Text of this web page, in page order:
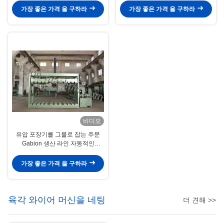
가장 좋은 가격 을 구하라
가장 좋은 가격 을 구하라
비디오
유압 포장기를 그물로 잡는 주문
Gabion 생산 라인 자동적인
가장 좋은 가격 을 구하라
육각 와이어 머신을 네팅 더 견해 >>